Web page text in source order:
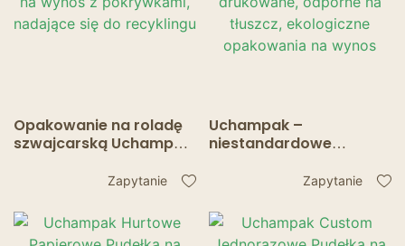
Opakowanie na roladę
szwajcarską Uchampak
opakowanie na wynos z
się do recyklingu
Zapytanie
Uchampak –
niestandardowe
okienkiem – drukowane,
ekologiczne
opakowania na wynos
Zapytanie